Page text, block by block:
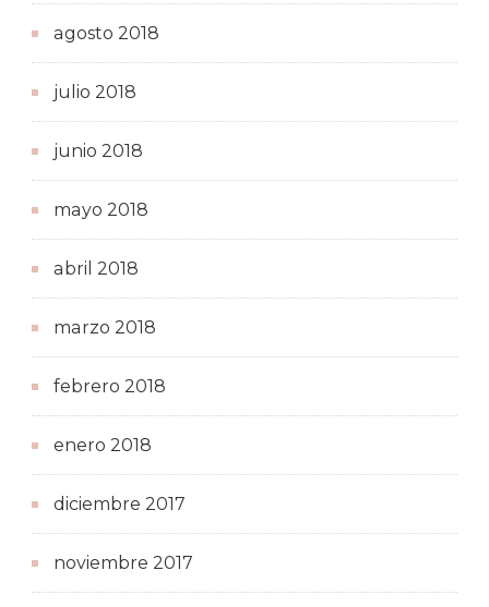
agosto 2018
julio 2018
junio 2018
mayo 2018
abril 2018
marzo 2018
febrero 2018
enero 2018
diciembre 2017
noviembre 2017